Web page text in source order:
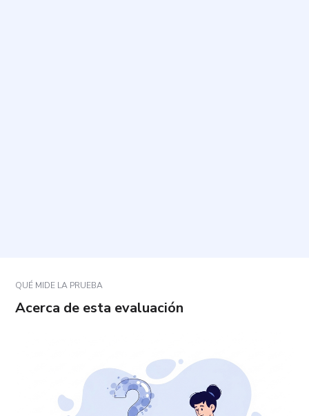
QUÉ MIDE LA PRUEBA
Acerca de esta evaluación